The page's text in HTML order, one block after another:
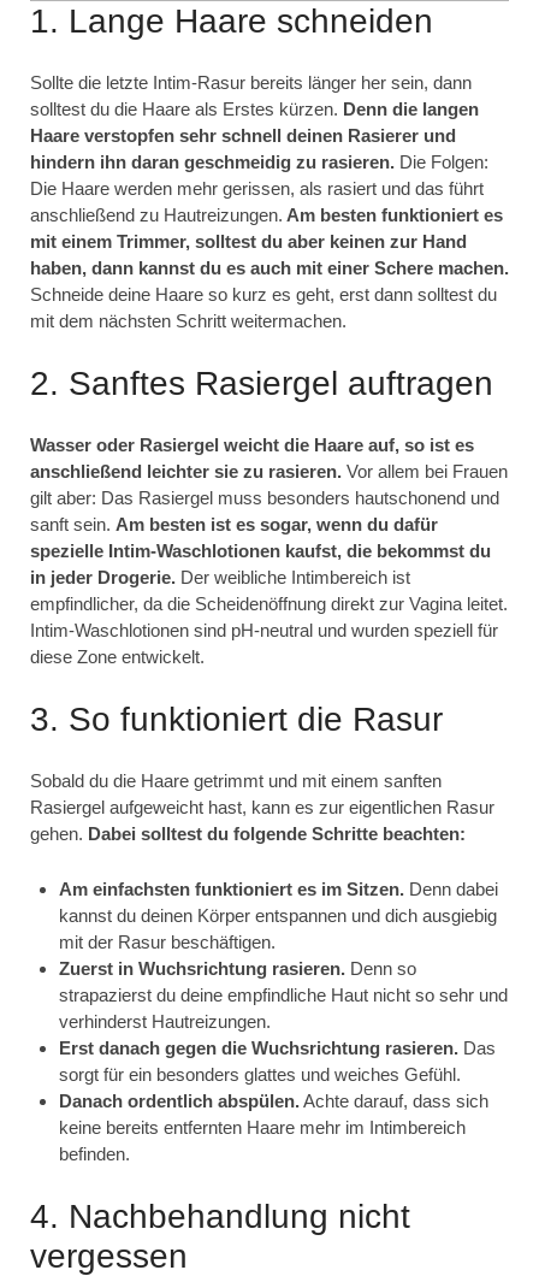
1. Lange Haare schneiden
Sollte die letzte Intim-Rasur bereits länger her sein, dann
solltest du die Haare als Erstes kürzen. Denn die langen
Haare verstopfen sehr schnell deinen Rasierer und
hindern ihn daran geschmeidig zu rasieren. Die Folgen:
Die Haare werden mehr gerissen, als rasiert und das führt
anschließend zu Hautreizungen. Am besten funktioniert es
mit einem Trimmer, solltest du aber keinen zur Hand
haben, dann kannst du es auch mit einer Schere machen.
Schneide deine Haare so kurz es geht, erst dann solltest du
mit dem nächsten Schritt weitermachen.
2. Sanftes Rasiergel auftragen
Wasser oder Rasiergel weicht die Haare auf, so ist es
anschließend leichter sie zu rasieren. Vor allem bei Frauen
gilt aber: Das Rasiergel muss besonders hautschonend und
sanft sein. Am besten ist es sogar, wenn du dafür
spezielle Intim-Waschlotionen kaufst, die bekommst du
in jeder Drogerie. Der weibliche Intimbereich ist
empfindlicher, da die Scheidenöffnung direkt zur Vagina leitet.
Intim-Waschlotionen sind pH-neutral und wurden speziell für
diese Zone entwickelt.
3. So funktioniert die Rasur
Sobald du die Haare getrimmt und mit einem sanften
Rasiergel aufgeweicht hast, kann es zur eigentlichen Rasur
gehen. Dabei solltest du folgende Schritte beachten:
Am einfachsten funktioniert es im Sitzen. Denn dabei
kannst du deinen Körper entspannen und dich ausgiebig
mit der Rasur beschäftigen.
Zuerst in Wuchsrichtung rasieren. Denn so
strapazierst du deine empfindliche Haut nicht so sehr und
verhinderst Hautreizungen.
Erst danach gegen die Wuchsrichtung rasieren. Das
sorgt für ein besonders glattes und weiches Gefühl.
Danach ordentlich abspülen.Achte darauf, dass sich
keine bereits entfernten Haare mehr im Intimbereich
befinden.
4. Nachbehandlung nicht
vergessen